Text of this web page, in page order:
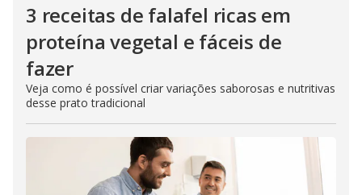
3 receitas de falafel ricas em
proteína vegetal e fáceis de
fazer
Veja como é possível criar variações saborosas e nutritivas
desse prato tradicional